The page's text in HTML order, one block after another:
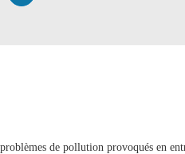
de pollution provoqués en